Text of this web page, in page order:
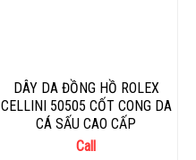
DÂY DA ĐỒNG HỒ ROLEX
CELLINI 50505 CỐT CONG DA
CÁ SẤU CAO CẤP
Call